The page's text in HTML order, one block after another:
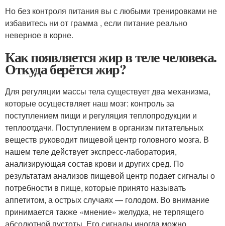
Но без контроля питания вы с любыми тренировками не
избавитесь ни от грамма , если питание реально
неверное в корне.
Как появляется жир в теле человека.
Откуда берётся жир?
Для регуляции массы тела существует два механизма,
которые осуществляет наш мозг: контроль за
поступлением пищи и регуляция теплопродукции и
теплоотдачи. Поступлением в организм питательных
веществ руководит пищевой центр головного мозга. В
нашем теле действует экспресс-лаборатория,
анализирующая состав крови и других сред. По
результатам анализов пищевой центр подает сигналы о
потребности в пище, которые принято называть
аппетитом, а острых случаях — голодом. Во внимание
принимается также «мнение» желудка, не терпящего
абсолютной пустоты. Его сигналы иногда можно